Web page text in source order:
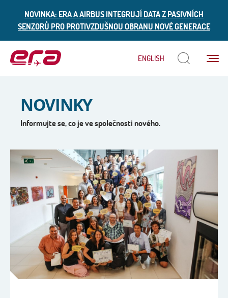
NOVINKA: ERA A AIRBUS INTEGRUJÍ DATA Z PASIVNÍCH
SENZORŮ PRO PROTIVZDUŠNOU OBRANU NOVÉ GENERACE
Menu
ENGLISH
NOVINKY
Informujte se, co je ve společnosti nového.